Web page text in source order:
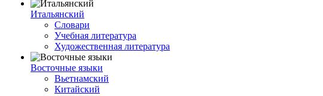
Итальянский
Словари
Учебная литература
Художественная литература
Восточные языки
Вьетнамский
Китайский